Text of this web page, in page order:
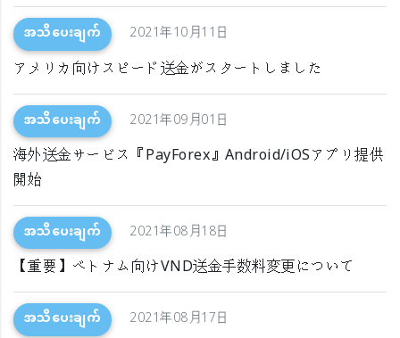
အသိပေးချက် 2021年10月11日
アメリカ向けスピード送金がスタートしました
အသိပေးချက် 2021年09月01日
海外送金サービス『PayForex』Android/iOSアプリ提供
開始
အသိပေးချက် 2021年08月18日
【重要】ベトナム向けVND送金手数料変更について
အသိပေးချက် 2021年08月17日